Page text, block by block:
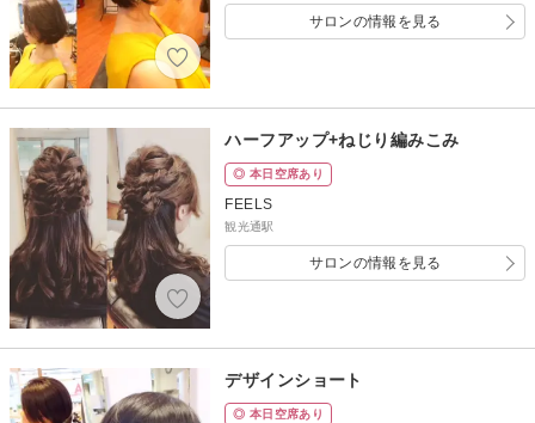
サロンの情報を見る
ハーフアップ+ねじり編みこみ
◎ 本日空席あり
FEELS
観光通駅
サロンの情報を見る
デザインショート
◎ 本日空席あり